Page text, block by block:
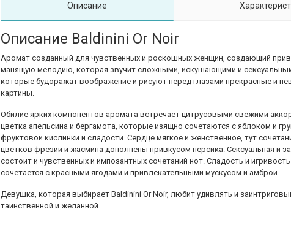
Описание
Описание Baldinini Or Noir
Аромат созданный для чувственных и роскошных женщин, создающий
манящую мелодию, которая звучит сложными, искушающими и
которые будоражат воображение и рисуют перед глазами прекрасные и
картины.
Обилие ярких компонентов аромата встречает цитрусовыми свежими
цветка апельсина и бергамота, которые изящно сочетаются с яблоком и
фруктовой кислинки и сладости. Сердце мягкое и женственное, тут
цветков фрезии и жасмина дополнены привкусом персика. Сексуальная и
состоит и чувственных и импозантных сочетаний нот. Сладость и
сочетается с красными ягодами и привлекательными мускусом и амброй.
Девушка, которая выбирает Baldinini Or Noir, любит удивлять и
таинственной и желанной.